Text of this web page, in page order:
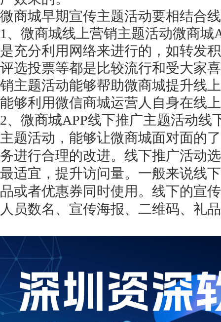
微商城早期宣传主题活动要相结合
1、微商城线上营销主题活动微商城
是充分利用网络来进行的，如转发
评选投票等都是比较流行和受大家
销主题活动能够帮助微商城提升线
能够利用微信商城运营人自身在线
2、微商城APP线下推广主题活动线
主题活动，能够让微商城面对面的
务进行合理的改进。线下推广活动
最适宜，提升访问量。一般来说线
品或者优惠券同时使用。线下的宣
人员数名、宣传海报、二维码、礼